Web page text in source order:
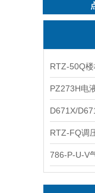
RTZ-50Q
PZ273H电
D671X/
RTZ-FQ调